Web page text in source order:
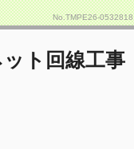
No.TMPE26-0532818
ト回線工事